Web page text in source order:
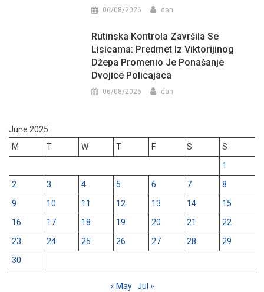
06/08/2026 dan
Rutinska Kontrola Završila Se
Lisicama: Predmet Iz Viktorijinog
Džepa Promenio Je Ponašanje
Dvojice Policajaca
06/08/2026 dan
June 2025
M
T W T F S
S
1
2
3 4 5 6 7
8
9
10 11 12 13 14
15
16
17 18 19 20 21
22
23
24 25 26 27 28
29
30
« May Jul »